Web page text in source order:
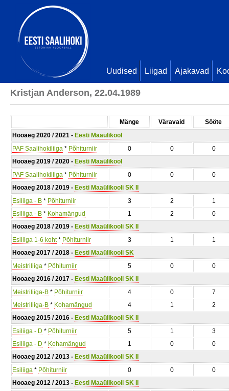
Uudised Liigad Ajakavad
Kristjan Anderson, 22.04.1989
Mänge Väravaid
Sööte
Hooaeg 2020 / 2021 - Eesti Maaülikool
PAF Saalihokiliiga * Põhiturniir 0 0
0
Hooaeg 2019 / 2020 - Eesti Maaülikool
PAF Saalihokiliiga * Põhiturniir 0 0
0
Hooaeg 2018 / 2019 - Eesti Maaülikooli SK II
Esiliiga - B * Põhiturniir 3 2
1
Esiliiga - B * Kohamängud 1 2
0
Hooaeg 2018 / 2019 - Eesti Maaülikooli SK II
Esiliiga 1-6 koht* Põhiturniir 3 1
1
Hooaeg 2017 / 2018 - Eesti Maaülikooli SK
Meistriliiga * Põhiturniir 5 0
0
Hooaeg 2016 / 2017 - Eesti Maaülikooli SK II
Meistriliiga-B * Põhiturniir 4 0
7
Meistriliiga-B * Kohamängud 4 1
2
Hooaeg 2015 / 2016 - Eesti Maaülikooli SK II
Esiliiga - D * Põhiturniir 5 1
3
Esiliiga - D * Kohamängud 1 0
0
Hooaeg 2012 / 2013 - Eesti Maaülikooli SK II
Esiliiga * Põhiturniir 0 0
0
Hooaeg 2012 / 2013 - Eesti Maaülikooli SK II